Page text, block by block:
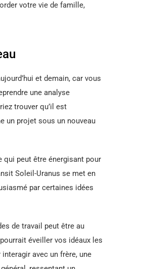
votre vie de famille,
et demain, car vous
une analyse
trouver qu’il est
un projet sous un nouveau
qui peut être énergisant pour
Soleil-Uranus se met en
par certaines idées
de travail peut être au
éveiller vos idéaux les
avec un frère, une